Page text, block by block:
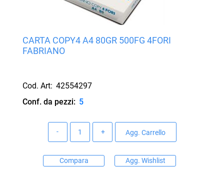
CARTA COPY4 A4 80GR 500FG 4FORI
FABRIANO
Cod. Art: 42554297
Conf. da pezzi: 5
Agg. Carrello
Compara Agg. Wishlist